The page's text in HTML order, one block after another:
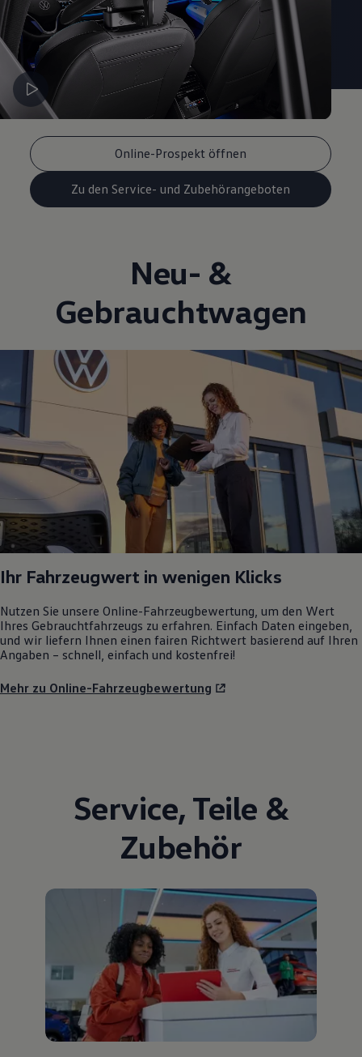
Online-Prospekt öffnen
Zu den Service- und Zubehörangeboten
Neu- &
Gebrauchtwagen
Ihr Fahrzeugwert in wenigen Klicks
Nutzen Sie unsere Online-Fahrzeugbewertung, um den Wert
Ihres Gebrauchtfahrzeugs zu erfahren. Einfach Daten eingeben,
und wir liefern Ihnen einen fairen Richtwert basierend auf Ihren
Angaben – schnell, einfach und kostenfrei!
Mehr zu Online-Fahrzeugbewertung
Service, Teile &
Zubehör